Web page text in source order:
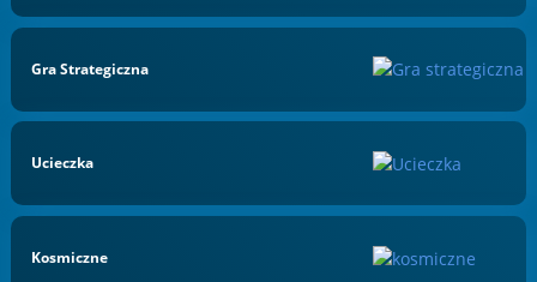
Gra Strategiczna
Ucieczka
Kosmiczne